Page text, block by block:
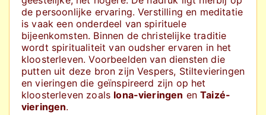
de persoonlijke ervaring. Verstilling en meditatie
is vaak een onderdeel van spirituele
bijeenkomsten. Binnen de christelijke traditie
wordt spiritualiteit van oudsher ervaren in het
kloosterleven. Voorbeelden van diensten die
putten uit deze bron zijn Vespers, Stiltevieringen
en vieringen die geïnspireerd zijn op het
kloosterleven zoals Iona-vieringen enTaizé-
vieringen.